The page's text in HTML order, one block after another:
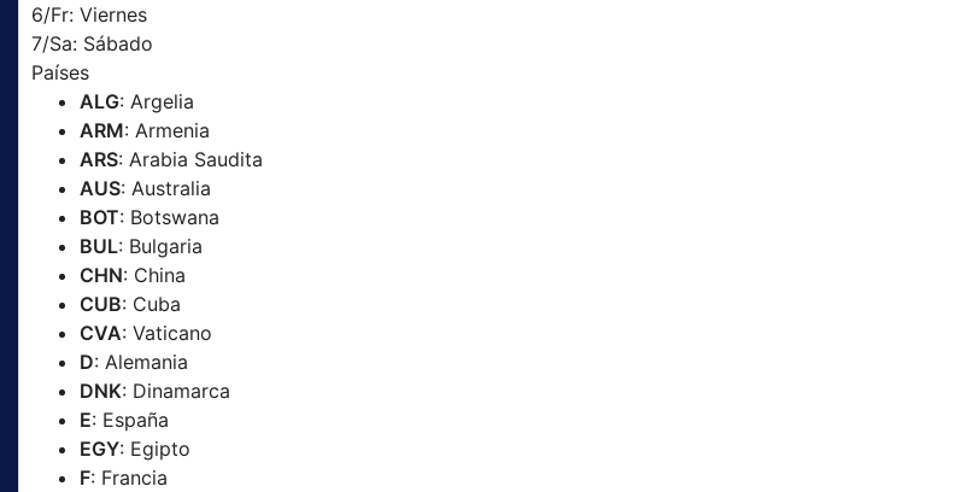
6/Fr: Viernes
7/Sa: Sábado
Países
ALG: Argelia
ARM: Armenia
ARS: Arabia Saudita
AUS: Australia
BOT: Botswana
BUL: Bulgaria
CHN: China
CUB: Cuba
CVA: Vaticano
D: Alemania
DNK: Dinamarca
E: España
EGY: Egipto
F: Francia